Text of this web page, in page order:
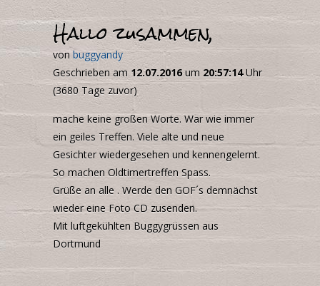
Hallo zusammen,
vonbuggyandy
Geschrieben am 12.07.2016um 20:57:14Uhr
(3680 Tage zuvor)
mache keine großen Worte. War wie immer
ein geiles Treffen. Viele alte und neue
Gesichter wiedergesehen und kennengelernt.
So machen Oldtimertreffen Spass.
Grüße an alle . Werde den GOF´s demnächst
wieder eine Foto CD zusenden.
Mit luftgekühlten Buggygrüssen aus
Dortmund